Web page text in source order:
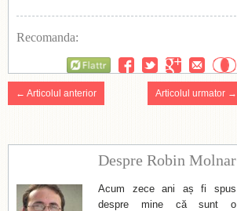
Recomanda:
← Articolul anterior Articolul urmator →
Despre Robin Molnar
Acum zece ani aș fi spus
despre mine că sunt o